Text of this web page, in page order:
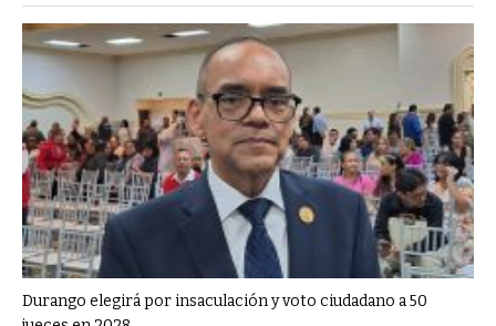
Durango elegirá por insaculación y voto ciudadano a 50